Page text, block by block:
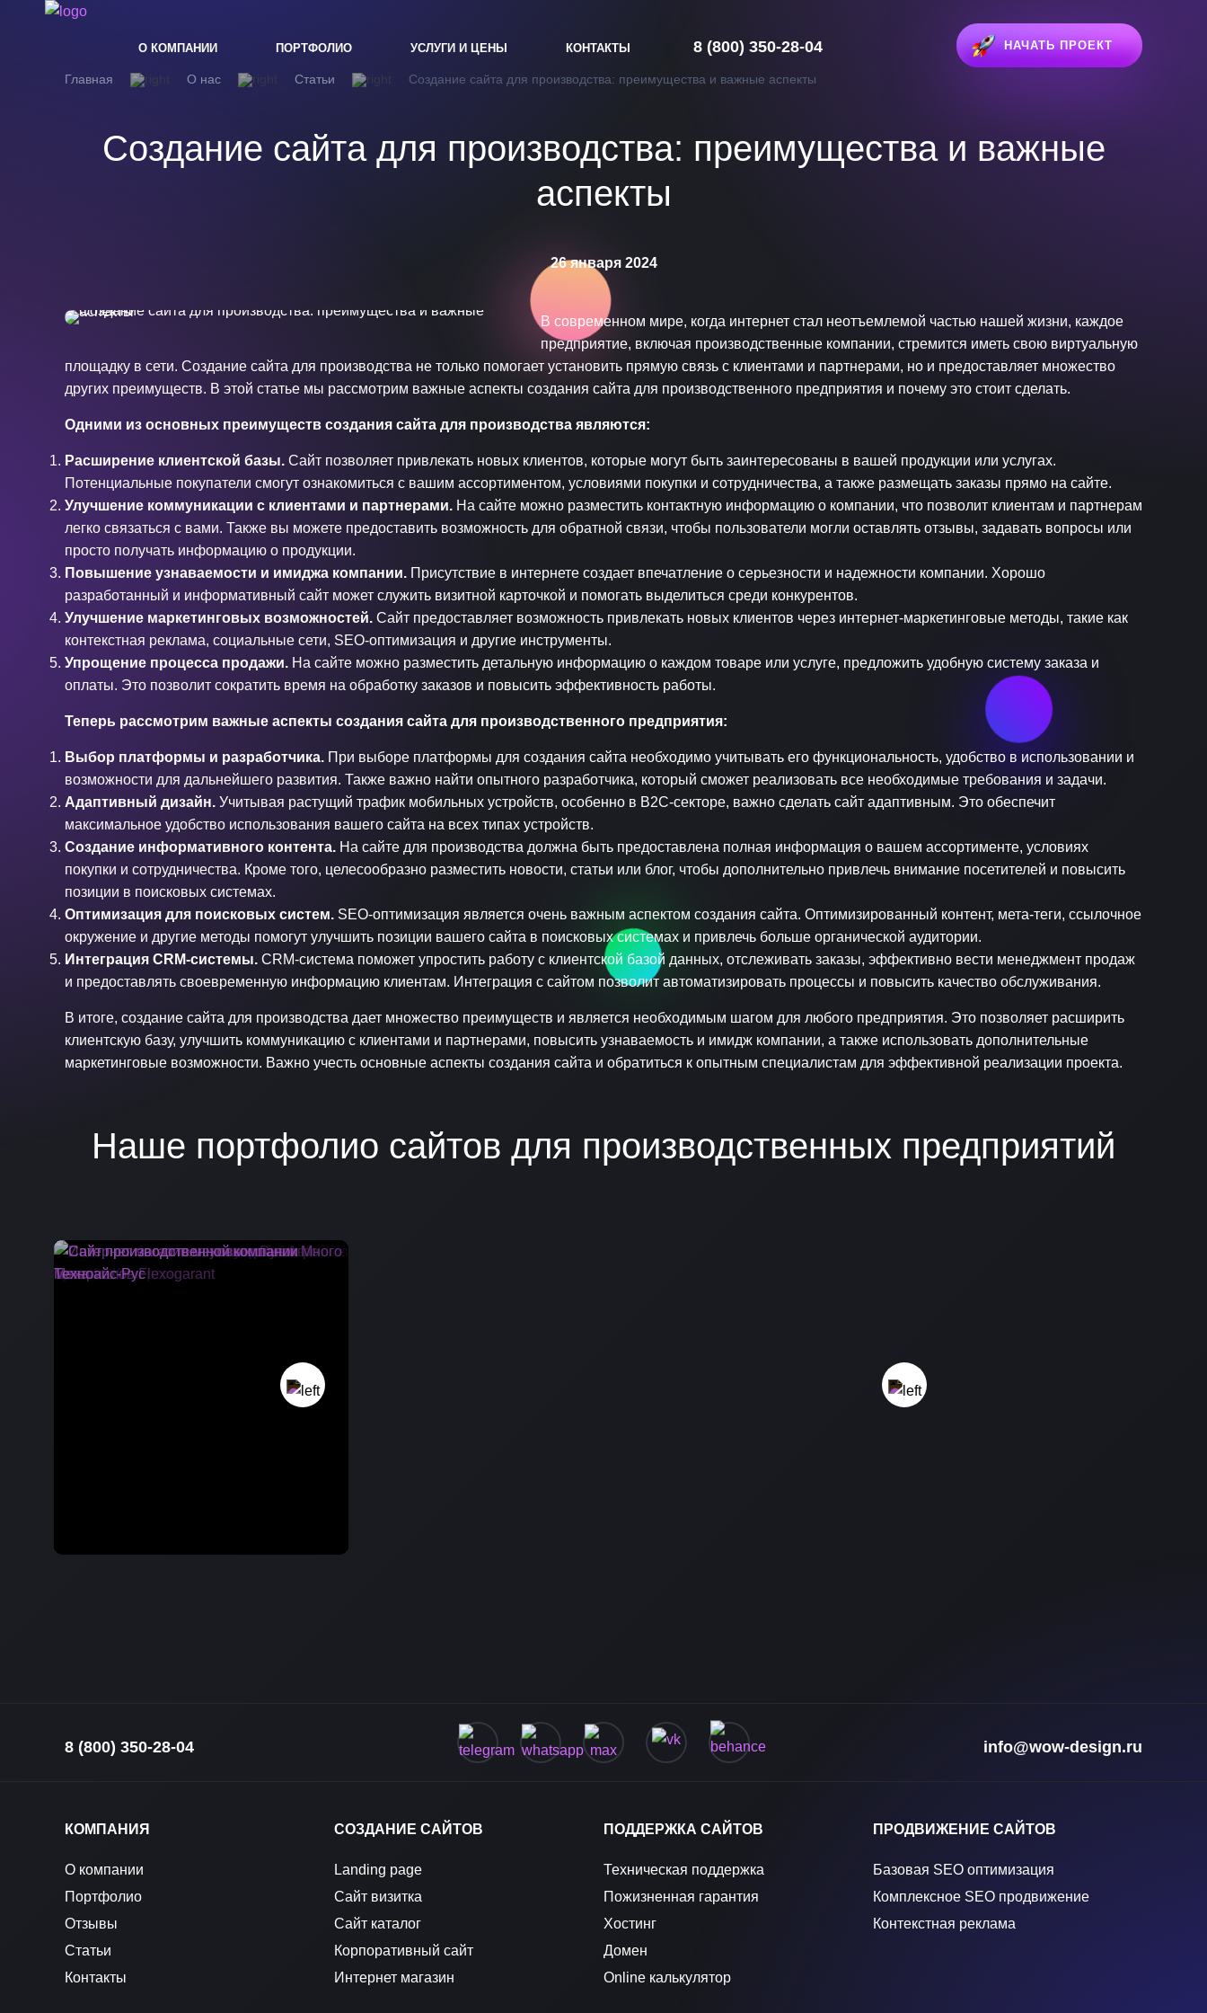
О КОМПАНИИ ПОРТФОЛИО УСЛУГИ И ЦЕНЫ КОНТАКТЫ 8 (800) 350-28-04 НАЧАТЬ ПРОЕКТ
Главная О нас Статьи Создание сайта для производства: преимущества и важные аспекты
Создание сайта для производства: преимущества и важные
аспекты
26 января 2024
В современном мире, когда интернет стал неотъемлемой частью нашей жизни, каждое
предприятие, включая производственные компании, стремится иметь свою виртуальную
площадку в сети. Создание сайта для производства не только помогает установить прямую связь с клиентами и партнерами, но и предоставляет множество
других преимуществ. В этой статье мы рассмотрим важные аспекты создания сайта для производственного предприятия и почему это стоит сделать.
Одними из основных преимуществ создания сайта для производства являются:
Расширение клиентской базы. Сайт позволяет привлекать новых клиентов, которые могут быть заинтересованы в вашей продукции или услугах.
Потенциальные покупатели смогут ознакомиться с вашим ассортиментом, условиями покупки и сотрудничества, а также размещать заказы прямо на сайте.
Улучшение коммуникации с клиентами и партнерами. На сайте можно разместить контактную информацию о компании, что позволит клиентам и партнерам
легко связаться с вами. Также вы можете предоставить возможность для обратной связи, чтобы пользователи могли оставлять отзывы, задавать вопросы или
просто получать информацию о продукции.
Повышение узнаваемости и имиджа компании. Присутствие в интернете создает впечатление о серьезности и надежности компании. Хорошо
разработанный и информативный сайт может служить визитной карточкой и помогать выделиться среди конкурентов.
Улучшение маркетинговых возможностей. Сайт предоставляет возможность привлекать новых клиентов через интернет-маркетинговые методы, такие как
контекстная реклама, социальные сети, SEO-оптимизация и другие инструменты.
Упрощение процесса продажи. На сайте можно разместить детальную информацию о каждом товаре или услуге, предложить удобную систему заказа и
оплаты. Это позволит сократить время на обработку заказов и повысить эффективность работы.
Теперь рассмотрим важные аспекты создания сайта для производственного предприятия:
Выбор платформы и разработчика. При выборе платформы для создания сайта необходимо учитывать его функциональность, удобство в использовании и
возможности для дальнейшего развития. Также важно найти опытного разработчика, который сможет реализовать все необходимые требования и задачи.
Адаптивный дизайн. Учитывая растущий трафик мобильных устройств, особенно в B2C-секторе, важно сделать сайт адаптивным. Это обеспечит
максимальное удобство использования вашего сайта на всех типах устройств.
Создание информативного контента. На сайте для производства должна быть предоставлена полная информация о вашем ассортименте, условиях
покупки и сотрудничества. Кроме того, целесообразно разместить новости, статьи или блог, чтобы дополнительно привлечь внимание посетителей и повысить
позиции в поисковых системах.
Оптимизация для поисковых систем. SEO-оптимизация является очень важным аспектом создания сайта. Оптимизированный контент, мета-теги, ссылочное
окружение и другие методы помогут улучшить позиции вашего сайта в поисковых системах и привлечь больше органической аудитории.
Интеграция CRM-системы. CRM-система поможет упростить работу с клиентской базой данных, отслеживать заказы, эффективно вести менеджмент продаж
и предоставлять своевременную информацию клиентам. Интеграция с сайтом позволит автоматизировать процессы и повысить качество обслуживания.
В итоге, создание сайта для производства дает множество преимуществ и является необходимым шагом для любого предприятия. Это позволяет расширить
клиентскую базу, улучшить коммуникацию с клиентами и партнерами, повысить узнаваемость и имидж компании, а также использовать дополнительные
маркетинговые возможности. Важно учесть основные аспекты создания сайта и обратиться к опытным специалистам для эффективной реализации проекта.
Наше портфолио сайтов для производственных предприятий
8 (800) 350-28-04 info@wow-design.ru
КОМПАНИЯ
О компании
Портфолио
Отзывы
Статьи
Контакты
СОЗДАНИЕ САЙТОВ
Landing page
Сайт визитка
Сайт каталог
Корпоративный сайт
Интернет магазин
ПОДДЕРЖКА САЙТОВ
Техническая поддержка
Пожизненная гарантия
Хостинг
Домен
Online калькулятор
ПРОДВИЖЕНИЕ САЙТОВ
Базовая SEO оптимизация
Комплексное SEO продвижение
Контекстная реклама